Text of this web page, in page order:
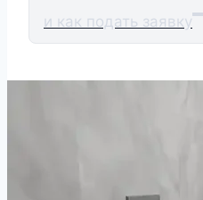
и как подать заявку